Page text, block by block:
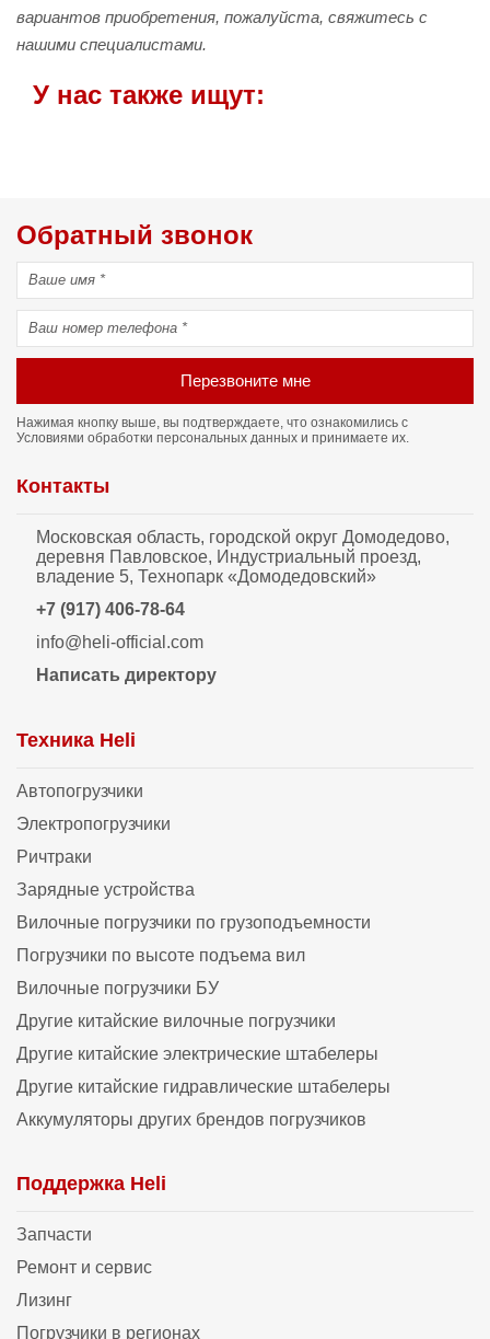
вариантов приобретения, пожалуйста, свяжитесь с
нашими специалистами.
У нас также ищут:
Обратный звонок
Перезвоните мне
Нажимая кнопку выше, вы подтверждаете, что ознакомились с
Условиями обработки персональных данных и принимаете их.
Контакты
Московская область, городской округ Домодедово,
деревня Павловское, Индустриальный проезд,
владение 5, Технопарк «Домодедовский»
+7 (917) 406-78-64
info@heli-official.com
Написать директору
Техника Heli
Автопогрузчики
Электропогрузчики
Ричтраки
Зарядные устройства
Вилочные погрузчики по грузоподъемности
Погрузчики по высоте подъема вил
Вилочные погрузчики БУ
Другие китайские вилочные погрузчики
Другие китайские электрические штабелеры
Другие китайские гидравлические штабелеры
Аккумуляторы других брендов погрузчиков
Поддержка Heli
Запчасти
Ремонт и сервис
Лизинг
Погрузчики в регионах